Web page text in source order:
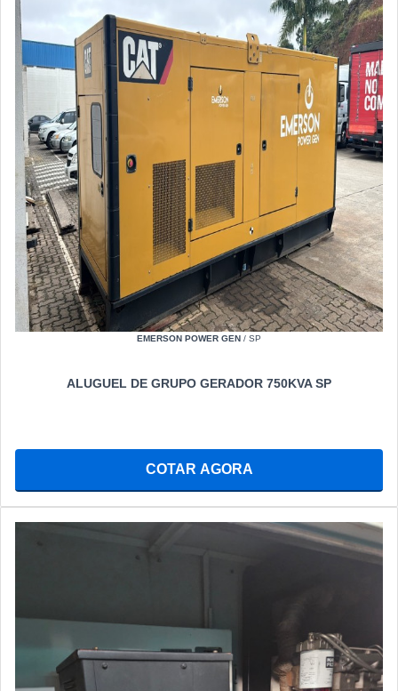
EMERSON POWER GEN / SP
ALUGUEL DE GRUPO GERADOR 750KVA SP
COTAR AGORA